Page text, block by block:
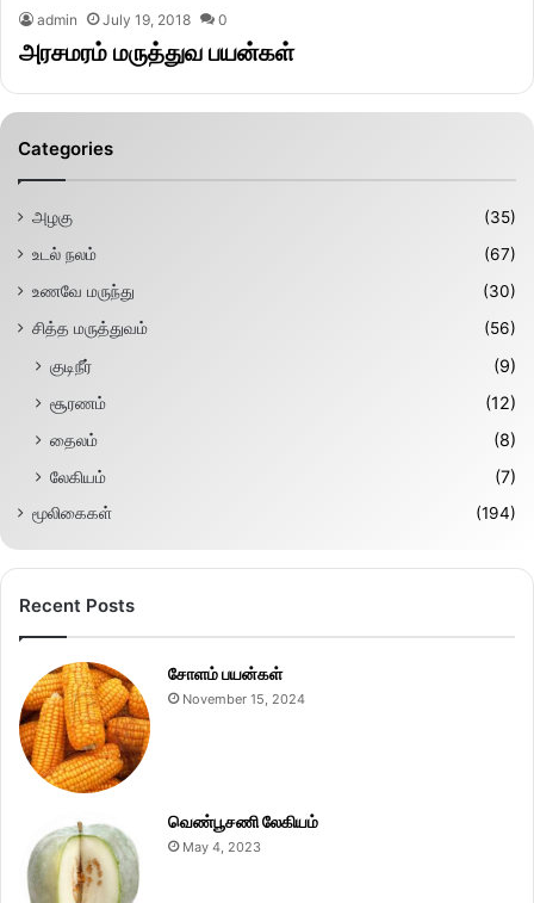
admin July 19, 2018 0
அரசமரம் மருத்துவ பயன்கள்
Categories
அழகு
(35)
உடல் நலம்
(67)
உணவே மருந்து
(30)
சித்த மருத்துவம்
(56)
குடிநீர்
(9)
சூரணம்
(12)
தைலம்
(8)
லேகியம்
(7)
மூலிகைகள் (194)
Recent Posts
சோளம் பயன்கள்
November 15, 2024
வெண்பூசணி லேகியம்
May 4, 2023